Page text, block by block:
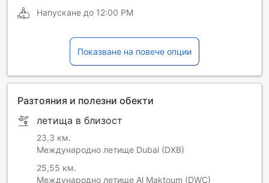
Напускане до 12:00 PM
Показване на повече опции
Разтояния и полезни обекти
летища в близост
23,3 км.
Международно летище Dubai (DXB)
25,55 км.
Международно летище Al Maktoum (DWC)